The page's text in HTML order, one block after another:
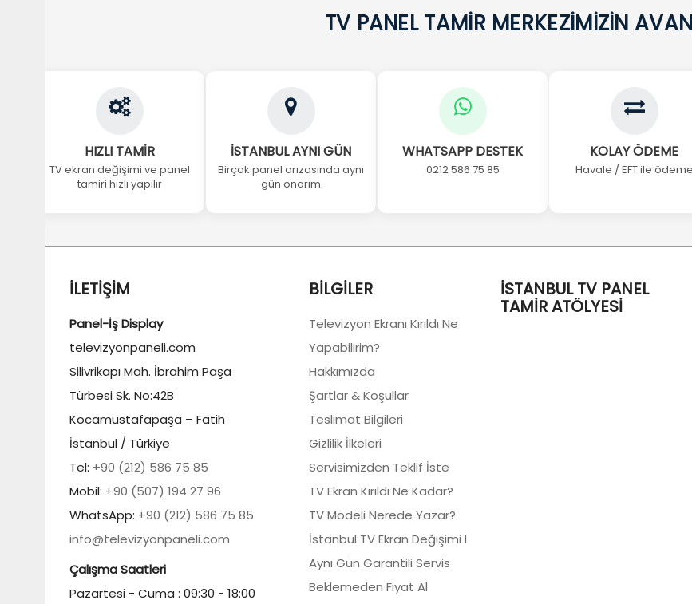
TV PANEL TAMİR MERKEZİMİZİN
HIZLI TAMİR
TV ekran değişimi ve panel
tamiri hızlı yapılır
İSTANBUL AYNI GÜN
Birçok panel arızasında aynı
gün onarım
WHATSAPP DESTEK
0212 586 75 85
KOLAY ÖDEME
Havale / EFT ile ödeme
İLETIŞIM
Panel-İş Display
televizyonpaneli.com
Silivrikapı Mah. İbrahim Paşa
Türbesi Sk. No:42B
Kocamustafapaşa – Fatih
İstanbul / Türkiye
Tel: +90 (212) 586 75 85
Mobil: +90 (507) 194 27 96
WhatsApp: +90 (212) 586 75 85
info@televizyonpaneli.com
Çalışma Saatleri
Pazartesi - Cuma : 09:30 - 18:00
BILGILER
Televizyon Ekranı Kırıldı Ne
Yapabilirim?
Hakkımızda
Şartlar & Koşullar
Teslimat Bilgileri
Gizlilik İlkeleri
Servisimizden Teklif İste
TV Ekran Kırıldı Ne Kadar?
TV Modeli Nerede Yazar?
İstanbul TV Ekran Değişimi l
Aynı Gün Garantili Servis
Beklemeden Fiyat Al
İSTANBUL TV PANEL
TAMIR ATÖLYESI